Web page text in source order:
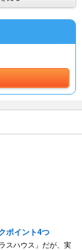
ポイント4つ
スハウス」だが、実